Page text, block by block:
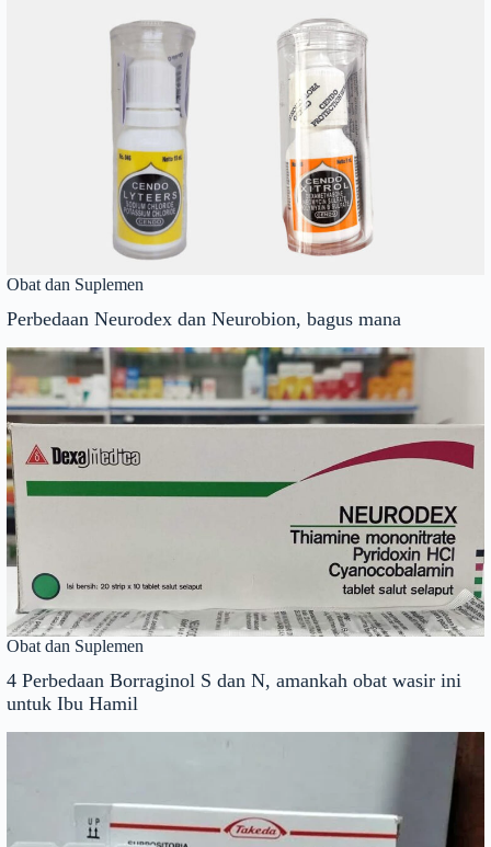
Obat dan Suplemen
Perbedaan Neurodex dan Neurobion, bagus mana
Obat dan Suplemen
4 Perbedaan Borraginol S dan N, amankah obat wasir ini
untuk Ibu Hamil